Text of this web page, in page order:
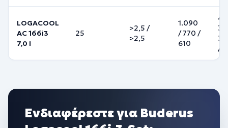
LOGACOOL
AC 166i3
7,0 I
25
>2,5 /
>2,5
1.090
/ 770 /
610
37
/
Ενδιαφέρεστε για Buderus